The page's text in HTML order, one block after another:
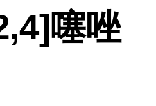
噻唑